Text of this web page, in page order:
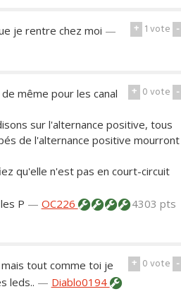
+ 1vote -
je rentre chez moi —
+ 0vote -
même pour les canal
sur l'alternance positive, tous
de l'alternance positive mourront
qu'elle n'est pas en court-circuit
P — OC226
4303 pts
+ 0vote -
tout comme toi je
leds.. — Diablo0194